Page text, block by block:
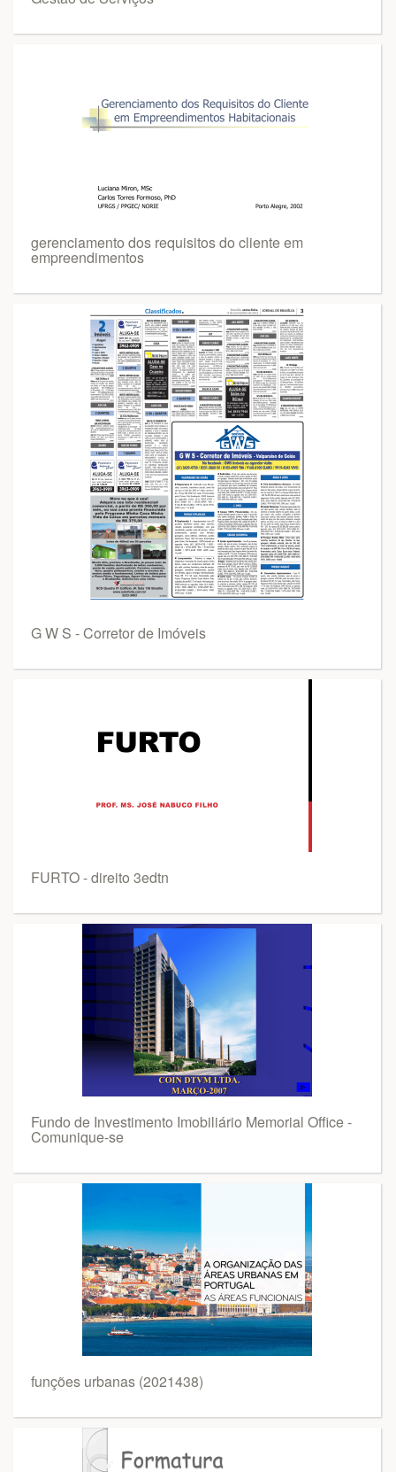
gerenciamento dos requisitos do cliente em
empreendimentos
G W S - Corretor de Imóveis
FURTO - direito 3edtn
Fundo de Investimento Imobiliário Memorial Office -
Comunique-se
funções urbanas (2021438)